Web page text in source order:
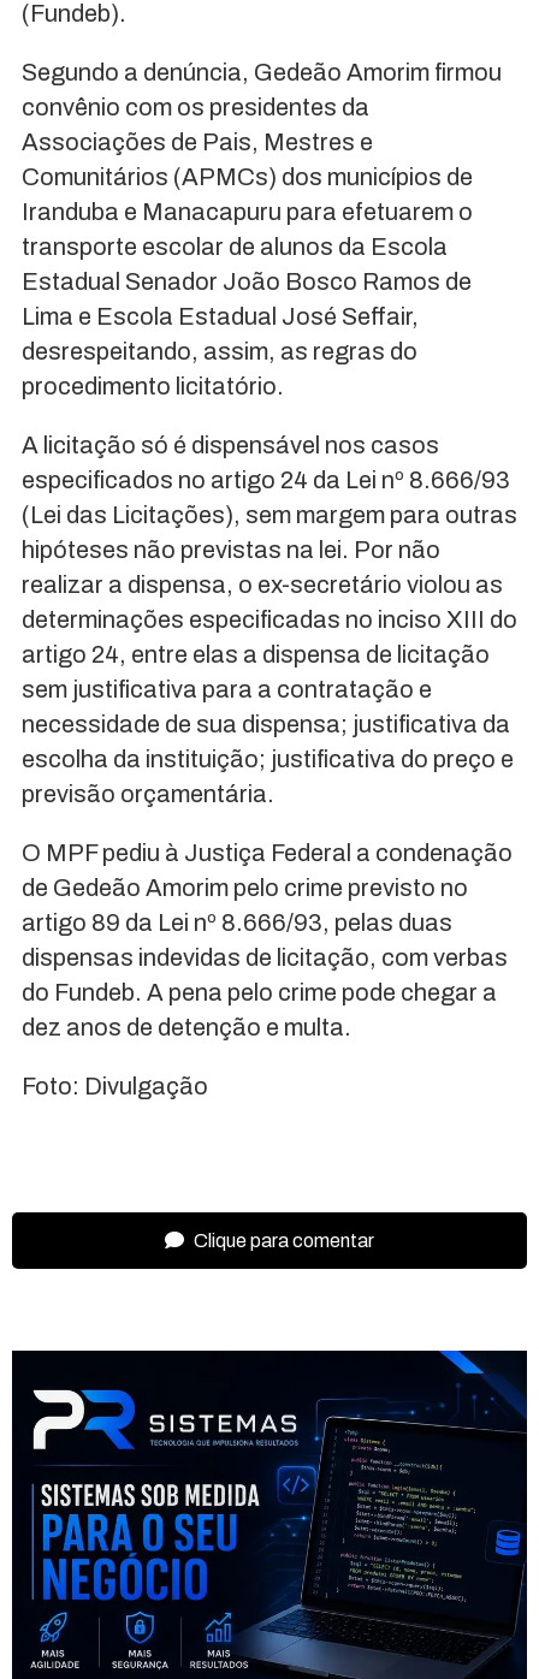
(Fundeb).
Segundo a denúncia, Gedeão Amorim firmou
convênio com os presidentes da
Associações de Pais, Mestres e
Comunitários (APMCs) dos municípios de
Iranduba e Manacapuru para efetuarem o
transporte escolar de alunos da Escola
Estadual Senador João Bosco Ramos de
Lima e Escola Estadual José Seffair,
desrespeitando, assim, as regras do
procedimento licitatório.
A licitação só é dispensável nos casos
especificados no artigo 24 da Lei nº 8.666/93
(Lei das Licitações), sem margem para outras
hipóteses não previstas na lei. Por não
realizar a dispensa, o ex-secretário violou as
determinações especificadas no inciso XIII do
artigo 24, entre elas a dispensa de licitação
sem justificativa para a contratação e
necessidade de sua dispensa; justificativa da
escolha da instituição; justificativa do preço e
previsão orçamentária.
O MPF pediu à Justiça Federal a condenação
de Gedeão Amorim pelo crime previsto no
artigo 89 da Lei nº 8.666/93, pelas duas
dispensas indevidas de licitação, com verbas
do Fundeb. A pena pelo crime pode chegar a
dez anos de detenção e multa.
Foto: Divulgação
Clique para comentar